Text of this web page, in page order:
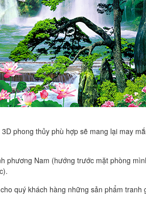
phong thủy phù hợp sẽ mang lại may
phương Nam (hướng trước mặt phòng
quý khách hàng những sản phẩm tranh